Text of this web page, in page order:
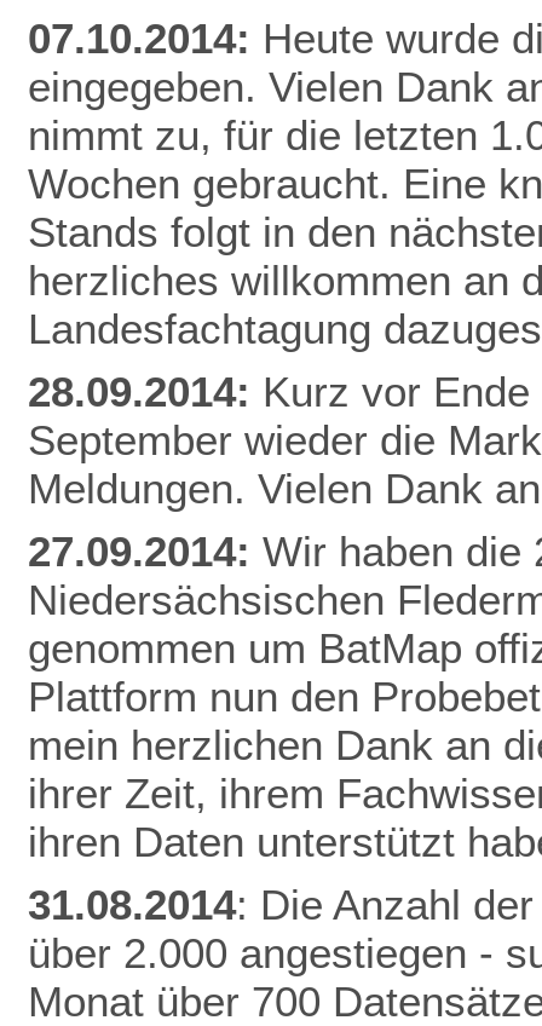
07.10.2014: Heute wurde
eingegeben. Vielen Dank
nimmt zu, für die letzten
Wochen gebraucht. Eine
Stands folgt in den
herzliches willkommen an
Landesfachtagung
28.09.2014: Kurz vor
September wieder die
Meldungen. Vielen Dank
27.09.2014: Wir haben die
Niedersächsischen
genommen um BatMap
Plattform nun den
mein herzlichen Dank an
ihrer Zeit, ihrem
ihren Daten unterstützt
31.08.2014: Die Anzahl
über 2.000 angestiegen -
Monat über 700